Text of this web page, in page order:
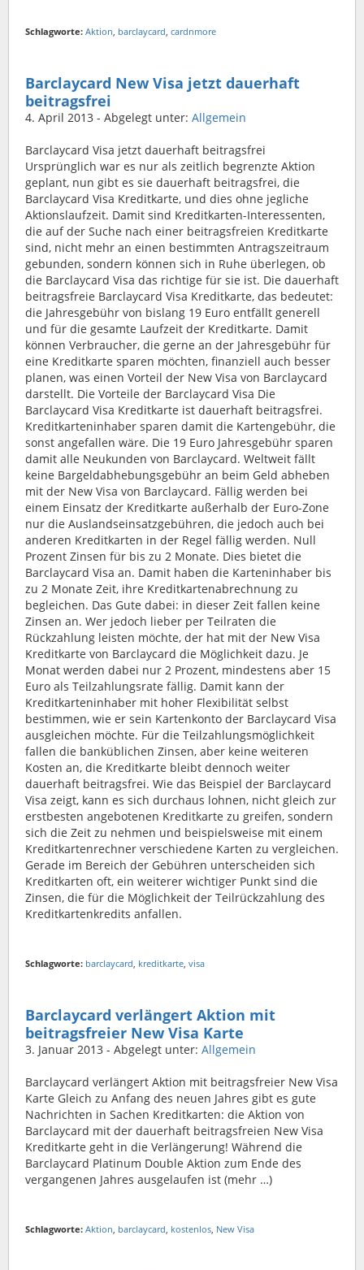
Schlagworte: Aktion, barclaycard, cardnmore
Barclaycard New Visa jetzt dauerhaft
beitragsfrei
4. April 2013 - Abgelegt unter: Allgemein
Barclaycard Visa jetzt dauerhaft beitragsfrei
Ursprünglich war es nur als zeitlich begrenzte Aktion
geplant, nun gibt es sie dauerhaft beitragsfrei, die
Barclaycard Visa Kreditkarte, und dies ohne jegliche
Aktionslaufzeit. Damit sind Kreditkarten-Interessenten,
die auf der Suche nach einer beitragsfreien Kreditkarte
sind, nicht mehr an einen bestimmten Antragszeitraum
gebunden, sondern können sich in Ruhe überlegen, ob
die Barclaycard Visa das richtige für sie ist. Die dauerhaft
beitragsfreie Barclaycard Visa Kreditkarte, das bedeutet:
die Jahresgebühr von bislang 19 Euro entfällt generell
und für die gesamte Laufzeit der Kreditkarte. Damit
können Verbraucher, die gerne an der Jahresgebühr für
eine Kreditkarte sparen möchten, finanziell auch besser
planen, was einen Vorteil der New Visa von Barclaycard
darstellt. Die Vorteile der Barclaycard Visa Die
Barclaycard Visa Kreditkarte ist dauerhaft beitragsfrei.
Kreditkarteninhaber sparen damit die Kartengebühr, die
sonst angefallen wäre. Die 19 Euro Jahresgebühr sparen
damit alle Neukunden von Barclaycard. Weltweit fällt
keine Bargeldabhebungsgebühr an beim Geld abheben
mit der New Visa von Barclaycard. Fällig werden bei
einem Einsatz der Kreditkarte außerhalb der Euro-Zone
nur die Auslandseinsatzgebühren, die jedoch auch bei
anderen Kreditkarten in der Regel fällig werden. Null
Prozent Zinsen für bis zu 2 Monate. Dies bietet die
Barclaycard Visa an. Damit haben die Karteninhaber bis
zu 2 Monate Zeit, ihre Kreditkartenabrechnung zu
begleichen. Das Gute dabei: in dieser Zeit fallen keine
Zinsen an. Wer jedoch lieber per Teilraten die
Rückzahlung leisten möchte, der hat mit der New Visa
Kreditkarte von Barclaycard die Möglichkeit dazu. Je
Monat werden dabei nur 2 Prozent, mindestens aber 15
Euro als Teilzahlungsrate fällig. Damit kann der
Kreditkarteninhaber mit hoher Flexibilität selbst
bestimmen, wie er sein Kartenkonto der Barclaycard Visa
ausgleichen möchte. Für die Teilzahlungsmöglichkeit
fallen die banküblichen Zinsen, aber keine weiteren
Kosten an, die Kreditkarte bleibt dennoch weiter
dauerhaft beitragsfrei. Wie das Beispiel der Barclaycard
Visa zeigt, kann es sich durchaus lohnen, nicht gleich zur
erstbesten angebotenen Kreditkarte zu greifen, sondern
sich die Zeit zu nehmen und beispielsweise mit einem
Kreditkartenrechner verschiedene Karten zu vergleichen.
Gerade im Bereich der Gebühren unterscheiden sich
Kreditkarten oft, ein weiterer wichtiger Punkt sind die
Zinsen, die für die Möglichkeit der Teilrückzahlung des
Kreditkartenkredits anfallen.
Schlagworte: barclaycard, kreditkarte, visa
Barclaycard verlängert Aktion mit
beitragsfreier New Visa Karte
3. Januar 2013 - Abgelegt unter: Allgemein
Barclaycard verlängert Aktion mit beitragsfreier New Visa
Karte Gleich zu Anfang des neuen Jahres gibt es gute
Nachrichten in Sachen Kreditkarten: die Aktion von
Barclaycard mit der dauerhaft beitragsfreien New Visa
Kreditkarte geht in die Verlängerung! Während die
Barclaycard Platinum Double Aktion zum Ende des
vergangenen Jahres ausgelaufen ist (mehr …)
Schlagworte: Aktion, barclaycard, kostenlos, New Visa